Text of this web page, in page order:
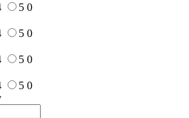
5 0
5 0
5 0
5 0